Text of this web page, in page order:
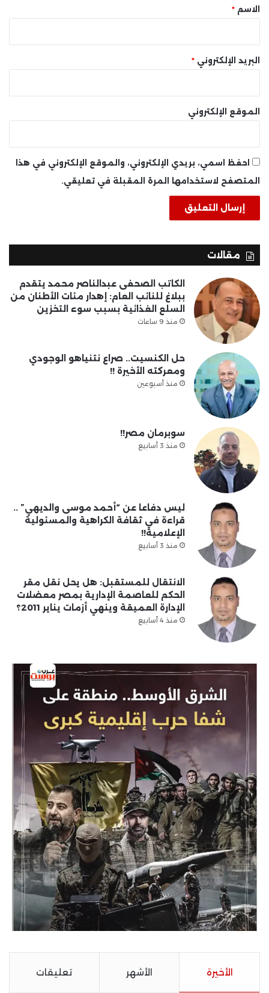
* الاسم *
البريد الإلكتروني *
الموقع الإلكتروني
احفظ اسمي، بريدي الإلكتروني، والموقع الإلكتروني في هذا
المتصفح لاستخدامها المرة المقبلة في تعليقي.
مقالات
الكاتب الصحفى عبدالناصر محمد يتقدم
ببلاغ للنائب العام: إهدار مئات الأطنان من
السلع الغذائية بسبب سوء التخزين
منذ 9 ساعات
حل الكنسيت.. صراع نتنياهو الوجودي
ومعركته الأخيرة !!
منذ أسبوعين
سوبرمان مصر!!
منذ 3 أسابيع
ليس دفاعا عن “أحمد موسى والديهي” ..
قراءة في ثقافة الكراهية والمسئولية
الإعلامية!!
منذ 3 أسابيع
الانتقال للمستقبل: هل يحل نقل مقر
الحكم للعاصمة الإدارية بمصر معضلات
الإدارة العميقة وينهي أزمات يناير 2011؟
منذ 4 أسابيع
الأخيرة الأشهر تعليقات